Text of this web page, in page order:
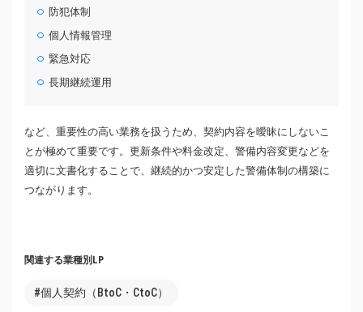
防犯体制
個人情報管理
緊急対応
長期継続運用
など、重要性の高い業務を扱うため、契約内容を曖昧にしないこ
とが極めて重要です。更新条件や料金改定、警備内容変更などを
適切に文書化することで、継続的かつ安定した警備体制の構築に
つながります。
関連する業種別LP
#個人契約（BtoC・CtoC）